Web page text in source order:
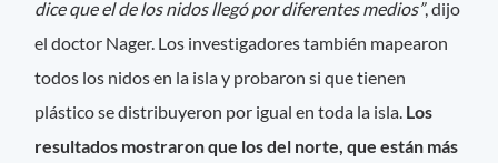
dice que el de los nidos llegó por diferentes medios”, dijo
el doctor Nager. Los investigadores también mapearon
todos los nidos en la isla y probaron si que tienen
plástico se distribuyeron por igual en toda la isla. Los
resultados mostraron que los del norte, que están más